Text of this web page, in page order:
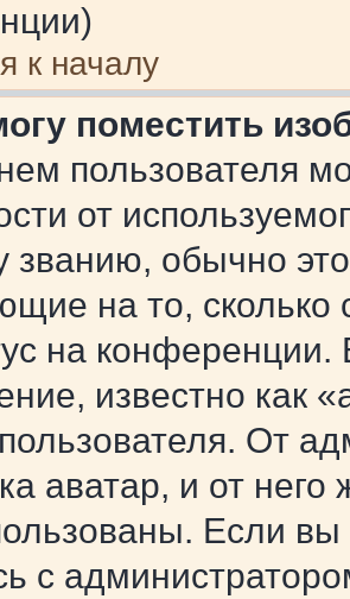
к началу
поместить
пользователя
от
званию, обычно это
на то,
на
известно как
От
аватар, и от него
Если
с